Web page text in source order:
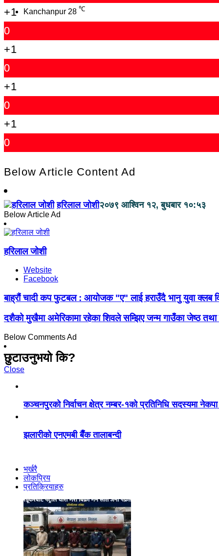
Kanchanpur 28 ℃
+1
0
+1
0
+1
0
+1
0
Below Article Content Ad
हरिलाल जोशी२०७९ आश्विन १२, बुधबार १०:५३
Below Article Ad
हरिलाल जोशी
Website
Facebook
बाह्रौं चादी कप फुटबल : आयोजक "ए" लाई हराउँदै भानु युवा क्लब
दशैको मुखैमा अमेरिकामा रहेका शिवले सम्झिए जन्म गाउँका जेष्ठ तथा
Below Comments Ad
छुटाउनुभयो कि?
Close
कञ्चनपुरको निर्वाचन क्षेत्र नम्बर-१को प्रतिनिधि सदस्यमा
झलारीको एनएमबी बैँक तालाबन्दी
भर्खरै
लोकप्रिय
प्रतिक्रियाहरु